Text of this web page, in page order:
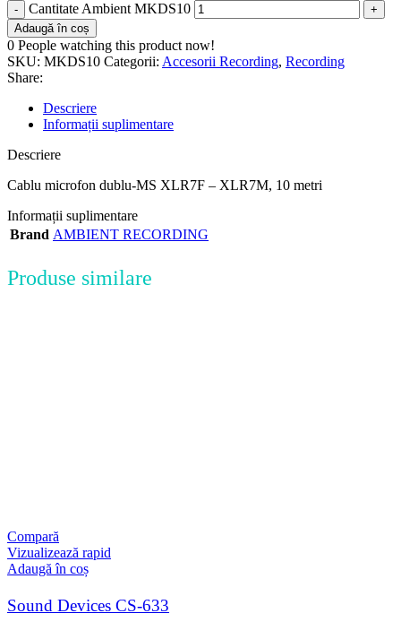
Cantitate Ambient MKDS10
Adaugă în coș
0 People watching this product now!
SKU: MKDS10 Categorii: Accesorii Recording, Recording
Share:
Descriere
Informații suplimentare
Descriere
Cablu microfon dublu-MS XLR7F – XLR7M, 10 metri
Informații suplimentare
Brand AMBIENT RECORDING
Produse similare
Compară
Vizualizează rapid
Adaugă în coș
Sound Devices CS-633